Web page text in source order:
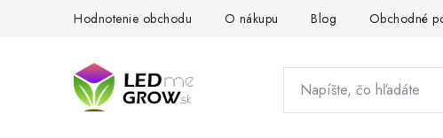
Hodnotenie obchodu O nákupu Blog Obchodné